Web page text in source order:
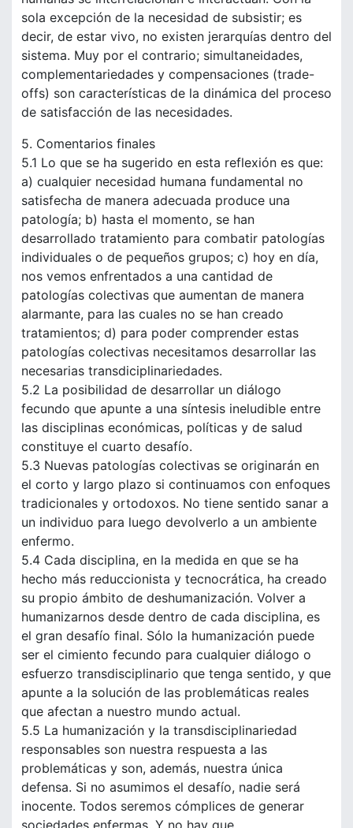
sola excepción de la necesidad de subsistir; es
decir, de estar vivo, no existen jerarquías dentro del
sistema. Muy por el contrario; simultaneidades,
complementariedades y compensaciones (trade-
offs) son características de la dinámica del proceso
de satisfacción de las necesidades.
5. Comentarios finales
5.1 Lo que se ha sugerido en esta reflexión es que:
a) cualquier necesidad humana fundamental no
satisfecha de manera adecuada produce una
patología; b) hasta el momento, se han
desarrollado tratamiento para combatir patologías
individuales o de pequeños grupos; c) hoy en día,
nos vemos enfrentados a una cantidad de
patologías colectivas que aumentan de manera
alarmante, para las cuales no se han creado
tratamientos; d) para poder comprender estas
patologías colectivas necesitamos desarrollar las
necesarias transdiciplinariedades.
5.2 La posibilidad de desarrollar un diálogo
fecundo que apunte a una síntesis ineludible entre
las disciplinas económicas, políticas y de salud
constituye el cuarto desafío.
5.3 Nuevas patologías colectivas se originarán en
el corto y largo plazo si continuamos con enfoques
tradicionales y ortodoxos. No tiene sentido sanar a
un individuo para luego devolverlo a un ambiente
enfermo.
5.4 Cada disciplina, en la medida en que se ha
hecho más reduccionista y tecnocrática, ha creado
su propio ámbito de deshumanización. Volver a
humanizarnos desde dentro de cada disciplina, es
el gran desafío final. Sólo la humanización puede
ser el cimiento fecundo para cualquier diálogo o
esfuerzo transdisciplinario que tenga sentido, y que
apunte a la solución de las problemáticas reales
que afectan a nuestro mundo actual.
5.5 La humanización y la transdisciplinariedad
responsables son nuestra respuesta a las
problemáticas y son, además, nuestra única
defensa. Si no asumimos el desafío, nadie será
inocente. Todos seremos cómplices de generar